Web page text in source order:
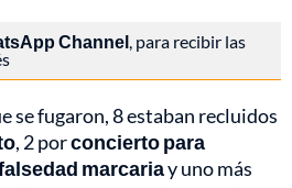
Channel , para recibir las
se fugaron, 8 estaban recluidos
, 2 porconcierto para
marcariay uno más